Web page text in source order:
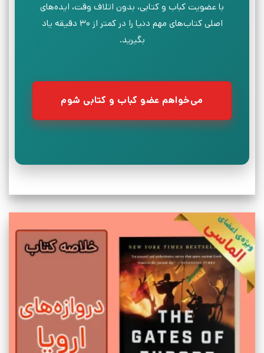
با عضویت کباب و کتابی، بدون اتلاف وقت، ایده‌های
اصلی کتاب‌های مهم دنیا را در کمتر از ۳۰ دقیقه یاد
بگیرید.
می‌خواهم عضو کباب و کتابی شوم